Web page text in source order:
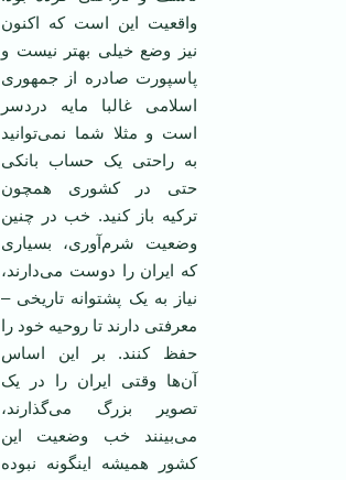
واقعیت این است که اکنون
نیز وضع خیلی بهتر نیست و
پاسپورت صادره از جمهوری
اسلامی غالبا مایه دردسر
است و مثلا شما نمی‌توانید
به راحتی یک حساب بانکی
حتی در کشوری همچون
ترکیه باز کنید. خب در چنین
وضعیت شرم‌آوری، بسیاری
که ایران را دوست می‌دارند،
نیاز به یک پشتوانه تاریخی –
معرفتی دارند تا روحیه خود را
حفظ کنند. بر این اساس
آن‌ها وقتی ایران را در یک
تصویر بزرگ می‌گذارند،
می‌بینند خب وضعیت این
کشور همیشه اینگونه نبوده